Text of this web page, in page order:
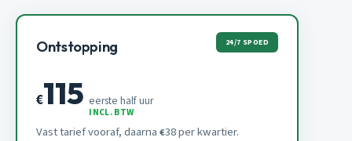
Ontstopping 24/7 SPOED
€115 eerste half uur
INCL. BTW
Vast tarief vooraf, daarna €38 per kwartier.